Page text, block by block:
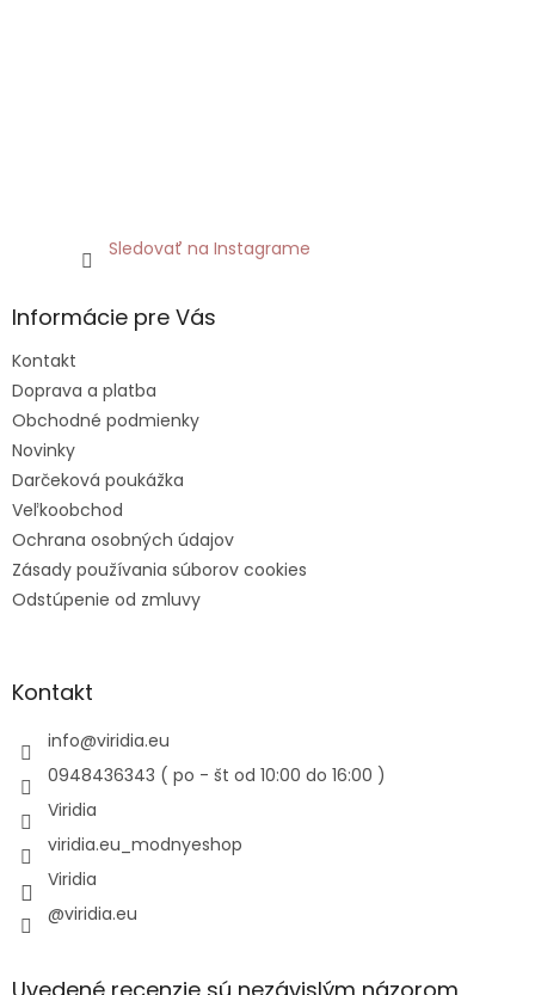
Sledovať na Instagrame
Informácie pre Vás
Kontakt
Doprava a platba
Obchodné podmienky
Novinky
Darčeková poukážka
Veľkoobchod
Ochrana osobných údajov
Zásady používania súborov cookies
Odstúpenie od zmluvy
Kontakt
info@viridia.eu
0948436343 ( po - št od 10:00 do 16:00 )
Viridia
viridia.eu_modnyeshop
Viridia
@viridia.eu